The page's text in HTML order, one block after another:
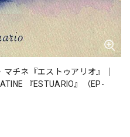
チネ『エストゥアリオ』｜
『ESTUARIO』（EP-